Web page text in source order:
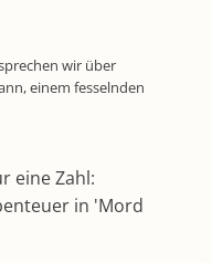
wir über
einem fesselnden
eine Zahl:
in 'Mord